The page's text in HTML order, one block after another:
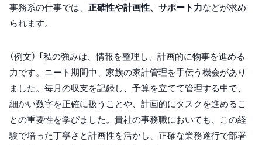
事務系の仕事では、 正確性や計画性、サポート力などが求め
られます。
（例文） 「私の強みは、情報を整理し、計画的に物事を進める
力です。ニート期間中、家族の家計管理を手伝う機会があり
ました。毎月の収支を記録し、予算を立てて管理する中で、
細かい数字を正確に扱うことや、計画的にタスクを進めるこ
との重要性を学びました。貴社の事務職においても、この経
験で培った丁寧さと計画性を活かし、正確な業務遂行で部署